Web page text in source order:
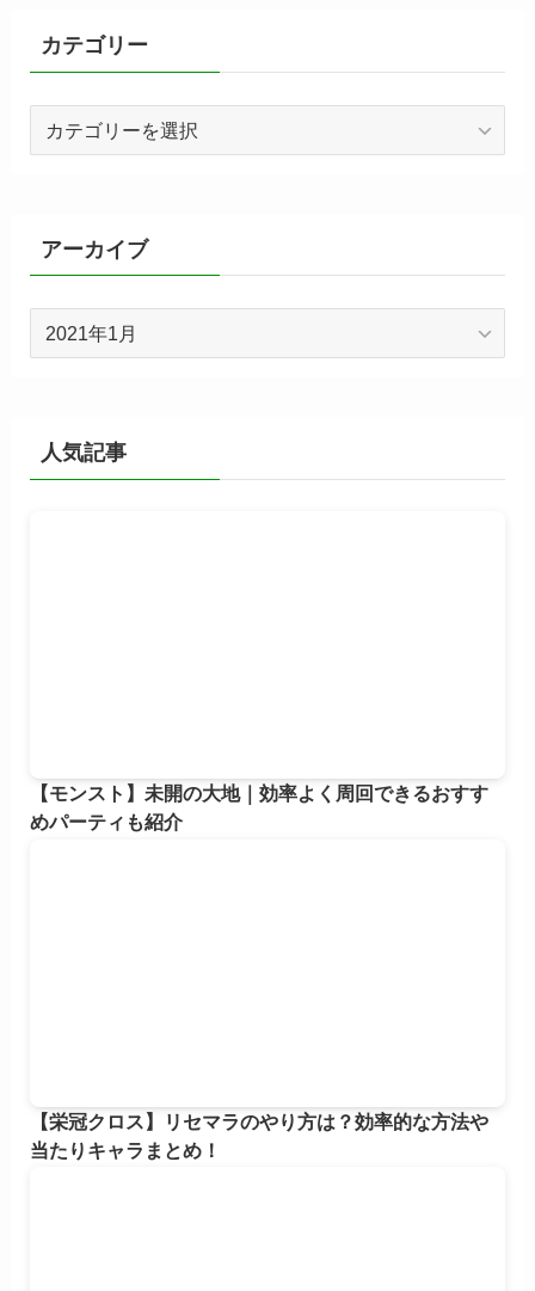
カテゴリー
ーアーカイブ
人気記事
【モンスト】未開の大地｜効率よく周回できるおすす
めパーティも紹介
【栄冠クロス】リセマラのやり方は？効率的な方法や
当たりキャラまとめ！